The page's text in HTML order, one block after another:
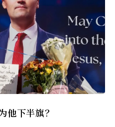
他下半旗？